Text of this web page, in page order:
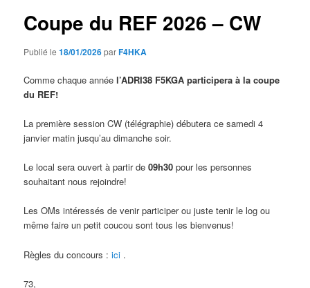
Coupe du REF 2026 – CW
Publié le18/01/2026parF4HKA
Comme chaque annéel’ADRI38 F5KGA participera à la coupe
du REF!
La première session CW (télégraphie) débutera ce samedi 4
janvier matin jusqu’au dimanche soir.
Le local sera ouvert à partir de09h30 pour les personnes
souhaitant nous rejoindre!
Les OMs intéressés de venir participer ou juste tenir le log ou
même faire un petit coucou sont tous les bienvenus!
Règles du concours :ici .
73,